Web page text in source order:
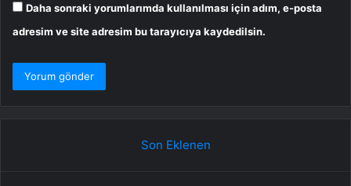
Daha sonraki yorumlarımda kullanılması için adım, e-posta
adresim ve site adresim bu tarayıcıya kaydedilsin.
Son Eklenen